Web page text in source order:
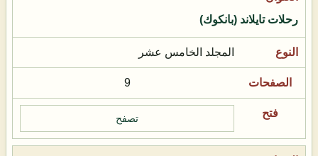
رحلات تايلاند (بانكوك)
المجلد الخامس عشر
9
تصفح